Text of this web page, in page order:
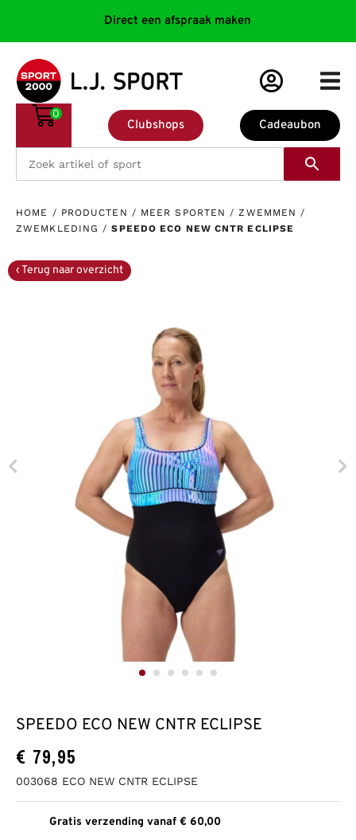
Direct een afspraak maken
Cadeaubon
Clubshops
0
HOME / PRODUCTEN / MEER SPORTEN /ZWEMMEN /
ZWEMKLEDING /SPEEDO ECO NEW CNTR ECLIPSE
SPEEDO ECO NEW CNTR ECLIPSE
€ 79,95
003068 ECO NEW CNTR ECLIPSE
Gratis verzending vanaf € 60,00